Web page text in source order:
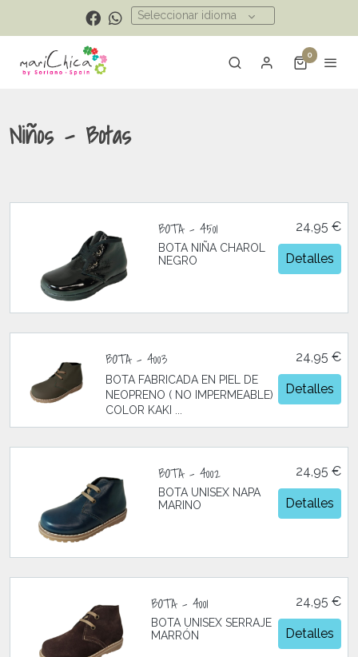
Seleccionar idioma
0
Niños - Botas
BOTA - 4501
BOTA NIÑA CHAROL
NEGRO
24,95 €
Detalles
BOTA - 4003
BOTA FABRICADA EN PIEL DE
NEOPRENO ( NO IMPERMEABLE)
COLOR KAKI ...
24,95 €
Detalles
BOTA - 4002
BOTA UNISEX NAPA
MARINO
24,95 €
Detalles
BOTA - 4001
BOTA UNISEX SERRAJE
MARRÓN
24,95 €
Detalles